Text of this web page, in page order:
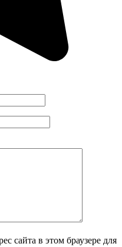
сайта в этом браузере для